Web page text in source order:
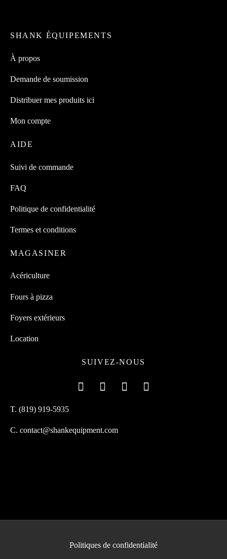
SHANK ÉQUIPEMENTS
À propos
Demande de soumission
Distribuer mes produits ici
Mon compte
AIDE
Suivi de commande
FAQ
Politique de confidentialité
Termes et conditions
MAGASINER
Acériculture
Fours à pizza
Foyers extérieurs
Location
SUIVEZ-NOUS
T. (819) 919-5935
C. contact@shankequipment.com
Politiques de confidentialité